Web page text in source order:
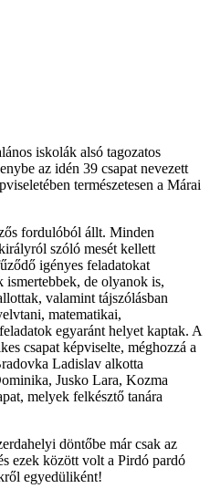
iskolák alsó tagozatos
az idén 39 csapat nevezett
természetesen a Márai
fordulóból állt. Minden
szóló mesét kellett
igényes feladatokat
de olyanok is,
valamint tájszólásban
matematikai,
egyaránt helyet kaptak. A
csapat képviselte, méghozzá a
Ladislav alkotta
Jusko Lara, Kozma
melyek felkésztő tanára
döntőbe már csak az
ezek között volt a Pirdó pardó
egyedüliként!